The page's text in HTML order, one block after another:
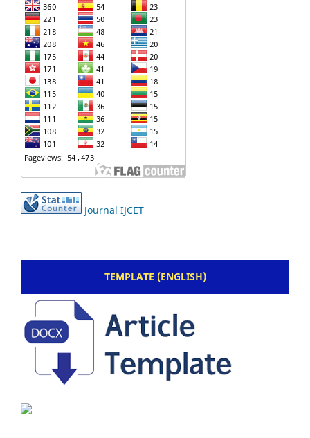
Journal IJCET
TEMPLATE (ENGLISH)